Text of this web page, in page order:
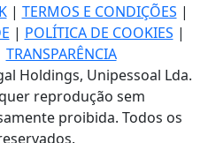
| TERMOS E CONDIÇÕES |
| POLÍTICA DE COOKIES |
TRANSPARÊNCIA
Holdings, Unipessoal Lda.
reprodução sem
proibida. Todos os